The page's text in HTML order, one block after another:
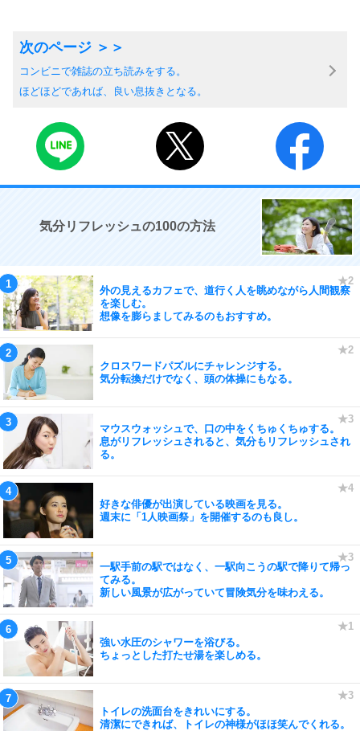
コンビニで雑誌の立ち読みをする。
ほどほどであれば、良い息抜きとなる。
気分リフレッシュの100の方法
外の見えるカフェで、道行く人を眺めながら人間観察
を楽しむ。
想像を膨らましてみるのもおすすめ。
クロスワードパズルにチャレンジする。
気分転換だけでなく、頭の体操にもなる。
マウスウォッシュで、口の中をくちゅくちゅする。
息がリフレッシュされると、気分もリフレッシュされ
る。
好きな俳優が出演している映画を見る。
週末に「1人映画祭」を開催するのも良し。
一駅手前の駅ではなく、一駅向こうの駅で降りて帰っ
てみる。
新しい風景が広がっていて冒険気分を味わえる。
強い水圧のシャワーを浴びる。
ちょっとした打たせ湯を楽しめる。
トイレの洗面台をきれいにする。
清潔にできれば、トイレの神様がほほ笑んでくれる。